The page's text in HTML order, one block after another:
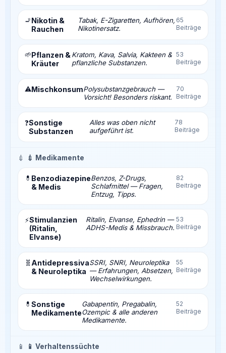
🚬Nikotin &
Rauchen
Tabak, E-Zigaretten, Aufhören,
Nikotinersatz.
65
Beiträge
🌱Pflanzen &
Kräuter
Kratom, Kava, Salvia, Kakteen &
pflanzliche Substanzen.
53
Beiträge
⚠️MischkonsumPolysubstanzgebrauch —
Vorsicht! Besonders riskant.
70
Beiträge
❓Sonstige
Substanzen
Alles was oben nicht
aufgeführt ist.
78
Beiträge
💉 💉 Medikamente
💊 Benzodiazepine
& Medis
Benzos, Z-Drugs,
Schlafmittel — Fragen,
Entzug, Tipps.
82
Beiträge
⚡Stimulanzien
(Ritalin,
Elvanse)
Ritalin, Elvanse, Ephedrin —
ADHS-Medis & Missbrauch.
53
Beiträge
🧬 Antidepressiva
& Neuroleptika
SSRI, SNRI, Neuroleptika
— Erfahrungen, Absetzen,
Wechselwirkungen.
55
Beiträge
💊 Sonstige
Medikamente
Gabapentin, Pregabalin,
Ozempic & alle anderen
Medikamente.
52
Beiträge
📱 📱 Verhaltenssüchte